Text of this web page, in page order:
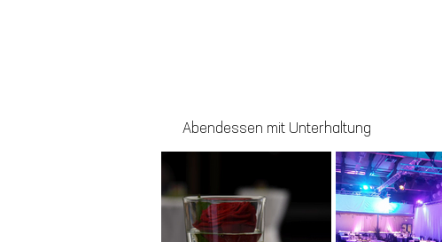
Abendessen mit Unterhaltung